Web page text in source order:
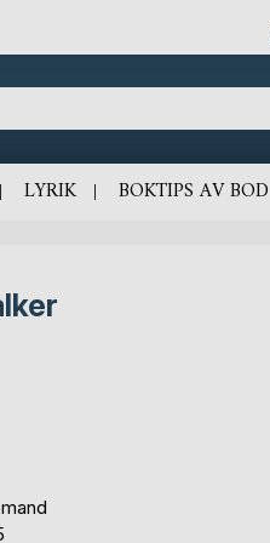
LYRIK BOKTIPS AV BOD